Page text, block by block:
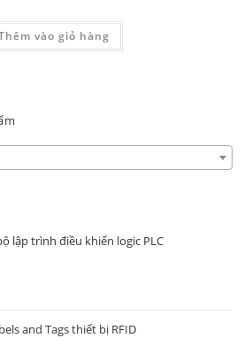
vào giỏ hàng
lập trình điều khiển logic PLC
and Tags thiết bị RFID